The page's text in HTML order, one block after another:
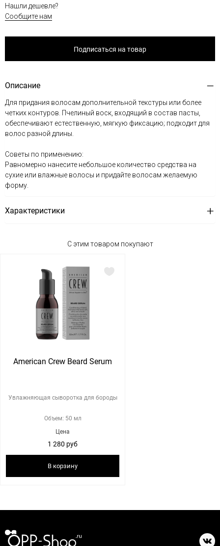
Нашли дешевле?
Сообщите нам
Подписаться на товар
Описание
Для придания волосам дополнительной текстуры или более
четких контуров. Пчелиный воск, входящий в состав пасты,
обеспечивают естественную, мягкую фиксацию; подходит для
волос разной длины.
Советы по применению:
Равномерно нанесите небольшое количество средства на
сухие или влажные волосы и придайте волосам желаемую
форму.
Характеристики
С этим товаром покупают
American Crew Beard Serum
Увлажняющая сыворотка для бороды
Объем: 50 мл
Цена
1 280 руб
В корзину